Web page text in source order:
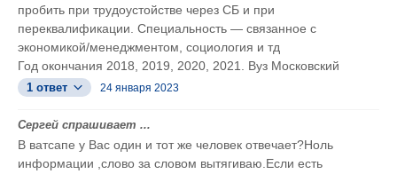
пробить при трудоустойстве через СБ и при
переквалификации. Специальность — связанное с
экономикой/менеджментом, социология и тд
Год окончания 2018, 2019, 2020, 2021. Вуз Московский
1 ответ 24 января 2023
Сергей спрашивает ...
В ватсапе у Вас один и тот же человек отвечает?Ноль
информации ,слово за словом вытягиваю.Если есть